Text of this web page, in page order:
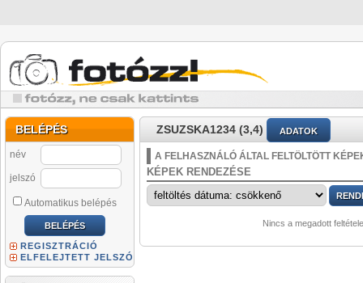
BELÉPÉS
név
jelszó
Automatikus belépés
REGISZTRÁCIÓ
ELFELEJTETT JELSZÓ
ZSUZSKA1234 (3,4) ADATOK
A FELHASZNÁLÓ ÁLTAL FELTÖLTÖTT
KÉPEK RENDEZÉSE
Nincs a megadott